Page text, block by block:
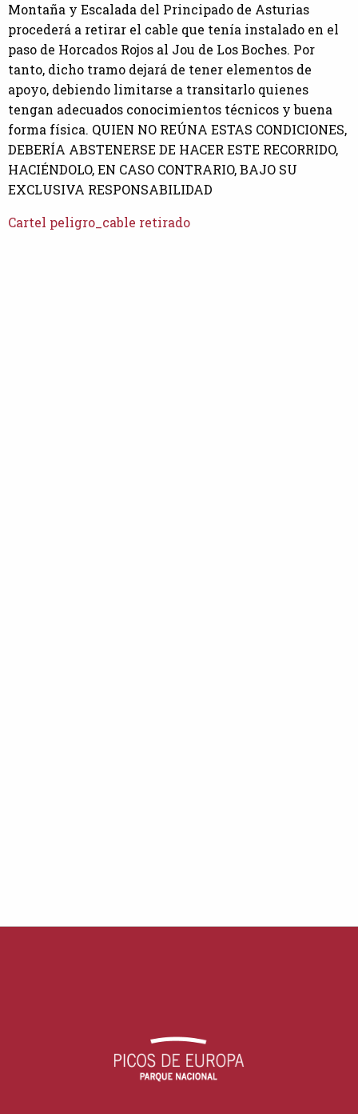
Montaña y Escalada del Principado de Asturias
procederá a retirar el cable que tenía instalado en el
paso de Horcados Rojos al Jou de Los Boches. Por
tanto, dicho tramo dejará de tener elementos de
apoyo, debiendo limitarse a transitarlo quienes
tengan adecuados conocimientos técnicos y buena
forma física. QUIEN NO REÚNA ESTAS CONDICIONES,
DEBERÍA ABSTENERSE DE HACER ESTE RECORRIDO,
HACIÉNDOLO, EN CASO CONTRARIO, BAJO SU
EXCLUSIVA RESPONSABILIDAD
Cartel peligro_cable retirado